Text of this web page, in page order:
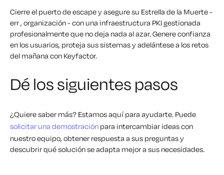
Cierre el puerto de escape y asegure su Estrella de la Muerte-
err, organización- con una infraestructura PKI gestionada
profesionalmente que no deja nada al azar. Genere confianza
en los usuarios, proteja sus sistemas y adelántese a los retos
del mañana con Keyfactor.
Dé los siguientes pasos
¿Quiere saber más? Estamos aquí para ayudarte. Puede
solicitar una demostración para intercambiar ideas con
nuestro equipo, obtener respuesta a sus preguntas y
descubrir qué solución se adapta mejor a sus necesidades.